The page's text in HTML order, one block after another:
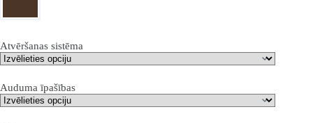
Atvēršanas sistēma
Auduma īpašības